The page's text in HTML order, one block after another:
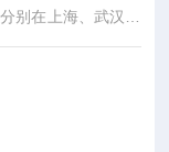
别在上海、武汉，
作者。